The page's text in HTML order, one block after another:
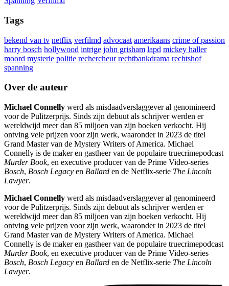
Tags
bekend van tv netflix verfilmd advocaat amerikaans crime of passion
harry bosch hollywood intrige john grisham lapd mickey haller
moord mysterie politie rechercheur rechtbankdrama rechtshof
spanning
Over de auteur
Michael Connelly werd als misdaadverslaggever al genomineerd
voor de Pulitzerprijs. Sinds zijn debuut als schrijver werden er
wereldwijd meer dan 85 miljoen van zijn boeken verkocht. Hij
ontving vele prijzen voor zijn werk, waaronder in 2023 de titel
Grand Master van de Mystery Writers of America. Michael
Connelly is de maker en gastheer van de populaire truecrimepodcast
Murder Book, en executive producer van de Prime Video-series
Bosch, Bosch Legacy en Ballard en de Netflix-serie The Lincoln
Lawyer.
Michael Connelly werd als misdaadverslaggever al genomineerd
voor de Pulitzerprijs. Sinds zijn debuut als schrijver werden er
wereldwijd meer dan 85 miljoen van zijn boeken verkocht. Hij
ontving vele prijzen voor zijn werk, waaronder in 2023 de titel
Grand Master van de Mystery Writers of America. Michael
Connelly is de maker en gastheer van de populaire truecrimepodcast
Murder Book, en executive producer van de Prime Video-series
Bosch, Bosch Legacy en Ballard en de Netflix-serie The Lincoln
Lawyer.